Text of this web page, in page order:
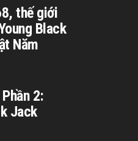
thế giới
Black
Năm
2:
Jack